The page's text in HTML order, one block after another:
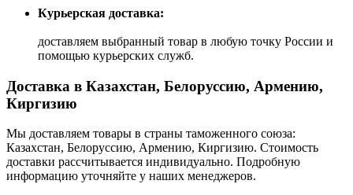
Курьерская доставка:
доставляем выбранный товар в любую точку России и
помощью курьерских служб.
Доставка в Казахстан, Белоруссию, Армению,
Киргизию
Мы доставляем товары в страны таможенного союза:
Казахстан, Белоруссию, Армению, Киргизию. Стоимость
доставки рассчитывается индивидуально. Подробную
информацию уточняйте у наших менеджеров.